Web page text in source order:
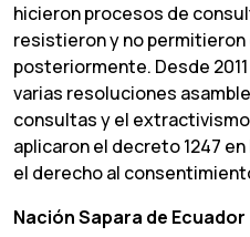
hicieron procesos de
resistieron y no permitieron
posteriormente. Desde
varias resoluciones
consultas y el
aplicaron el decreto 1247
el derecho al
Nación Sapara de Ecuador